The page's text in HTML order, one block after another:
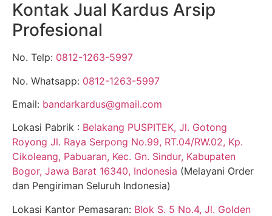
Kontak Jual Kardus Arsip
Profesional
No. Telp: 0812-1263-5997
No. Whatsapp: 0812-1263-5997
Email: bandarkardus@gmail.com
Lokasi Pabrik : Belakang PUSPITEK, Jl. Gotong
Royong Jl. Raya Serpong No.99, RT.04/RW.02, Kp.
Cikoleang, Pabuaran, Kec. Gn. Sindur, Kabupaten
Bogor, Jawa Barat 16340, Indonesia (Melayani Order
dan Pengiriman Seluruh Indonesia)
Lokasi Kantor Pemasaran: Blok S. 5 No.4, Jl. Golden